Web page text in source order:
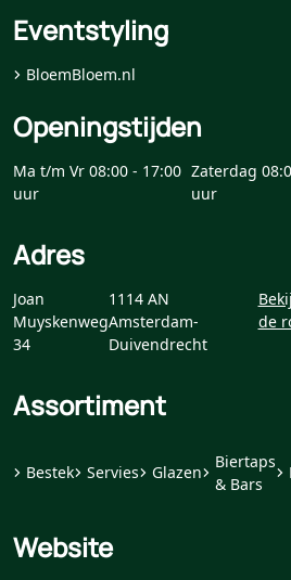
Eventstyling
BloemBloem.nl
Openingstijden
Ma t/m Vr 08:00 - 17:00
uur
Zaterdag
uur
Adres
Joan
Muyskenweg
34
1114 AN
Amsterdam-
Duivendrecht
de
Assortiment
Bestek Servies Glazen
Biertaps
& Bars
Website